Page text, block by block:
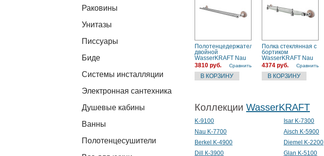
Раковины
Унитазы
Писсуары
Биде
Системы инсталляции
Электронная сантехника
Душевые кабины
Ванны
Полотенцесушители
Полотенцедержатель
двойной
WasserKRAFT Nau
K-7740
3810 руб. Сравнить
Полка стеклянная с
бортиком
WasserKRAFT Nau
K-7744
4374 руб. Сравнить
Коллекции WasserKRAFT
K-9100 Isar K-7300
Nau K-7700
Aisch K-5900
Berkel K-4900
Diemel K-2200
Dill К-3900
Glan K-5100